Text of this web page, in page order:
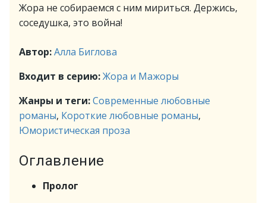
Жора не собираемся с ним мириться. Держись,
соседушка, это война!
Автор:Алла Биглова
Входит в серию:Жора и Мажоры
Жанры и теги:Современные любовные
романы, Короткие любовные романы,
Юмористическая проза
Оглавление
Пролог